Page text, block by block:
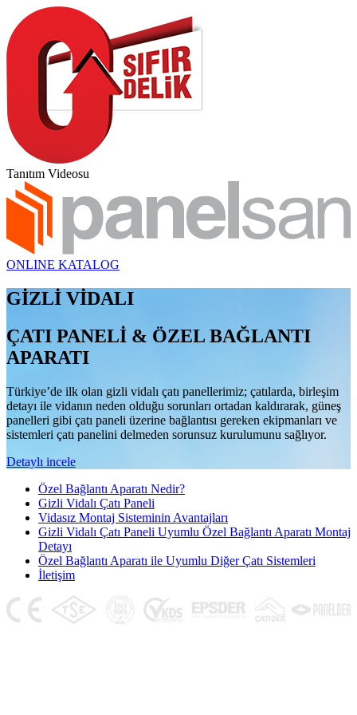
Tanıtım Videosu
ONLINE KATALOG
GİZLİ VİDALI
ÇATI PANELİ & ÖZEL BAĞLANTI
APARATI
Türkiye’de ilk olan gizli vidalı çatı panellerimiz; çatılarda, birleşim
detayı ile vidanın neden olduğu sorunları ortadan kaldırarak, güneş
panelleri gibi çatı paneli üzerine bağlantısı gereken ekipmanları ve
sistemleri çatı panelini delmeden sorunsuz kurulumunu sağlıyor.
Detaylı incele
Özel Bağlantı Aparatı Nedir?
Gizli Vidalı Çatı Paneli
Vidasız Montaj Sisteminin Avantajları
Gizli Vidalı Çatı Paneli Uyumlu Özel Bağlantı Aparatı Montaj
Detayı
Özel Bağlantı Aparatı ile Uyumlu Diğer Çatı Sistemleri
İletişim